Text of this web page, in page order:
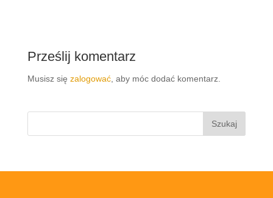
Prześlij komentarz
Musisz się zalogować, aby móc dodać komentarz.
Szukaj: